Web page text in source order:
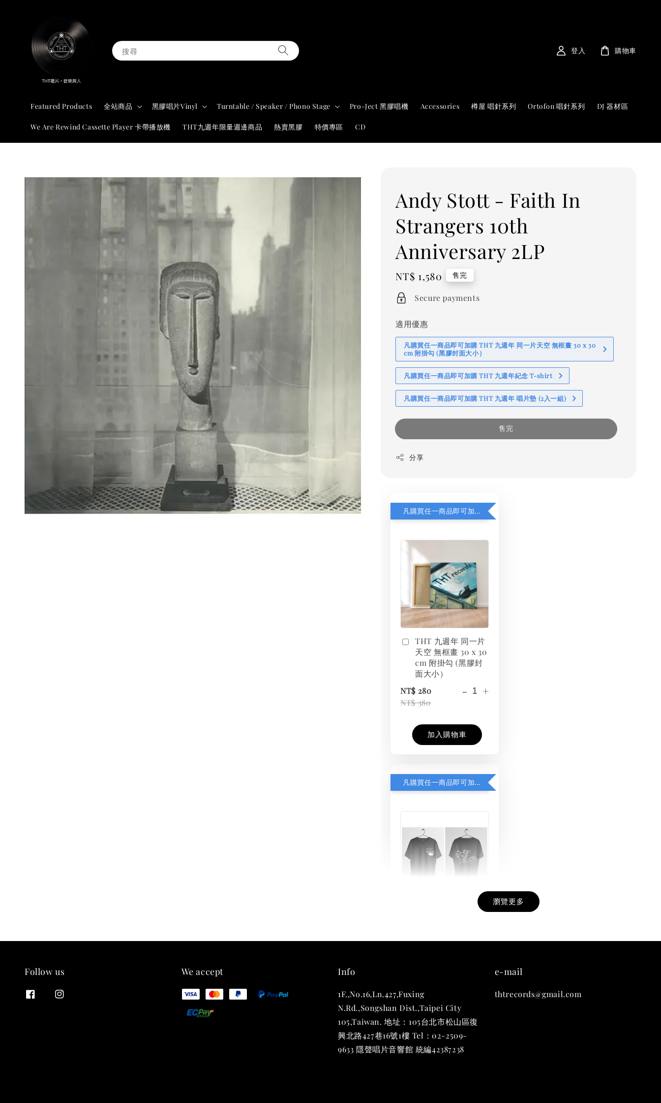
搜尋
Featured Products 全站商品 黑膠唱片Vinyl Turntable / Speaker / Phono Stage Pro-Ject 黑膠唱機 Accessories 樽屋 唱針系列 Ortofon 唱針系列 DJ 器材區
We Are Rewind Cassette Player 卡帶播放機 THT九週年限量週邊商品 熱賣黑膠 特價專區 CD
登入 購物車
Andy Stott - Faith In
Strangers 10th
Anniversary 2LP
Regular
price
NT$ 1,580 售完
Secure payments
適用優惠
凡購買任一商品即可加購 THT 九週年 同一片天空 無框畫 30 x 30
cm 附掛勾 (黑膠封面大小）
凡購買任一商品即可加購 THT 九週年紀念 T-shirt
凡購買任一商品即可加購 THT 九週年 唱片墊 (2入一組)
售完
分享
凡購買任一商品即可加購 THT 九週年 同一片天空 無框畫 30 x 30 cm 附掛勾 (黑膠封面大小）
THT 九週年 同一片
天空 無框畫 30 x 30
cm 附掛勾 (黑膠封
面大小）
NT$ 280
NT$ 380
- +
加入購物車
凡購買任一商品即可加購 THT 九週年紀念 T-shirt
THT 九週年紀念 T-
瀏覽更多
Follow us We accept Info
1F.,No.16,Ln.427,Fuxing
N.Rd.,Songshan Dist.,Taipei City
105,Taiwan. 地址：105台北市松山區復
興北路427巷16號1樓 Tel：02-2509-
9633 隱聲唱片音響館 統編42387238
e-mail
thtrecords@gmail.com